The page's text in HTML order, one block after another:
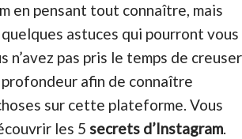
en pensant tout connaître, mais
astuces qui pourront vous
n’avez pas pris le temps de creuser
afin de connaître
sur cette plateforme. Vous
les 5 secrets d’Instagram.